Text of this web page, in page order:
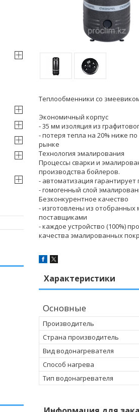
Теплообменники со
Экономичный корпус
- 35 мм изоляция из
- потеря тепла на 20% ниже
рынке
Технология эмалирования
Процессы сварки и
производства бойлеров.
- автоматизация
- гомогенный слой
Безконкурентное качество
- изготовлены из
поставщиками
- каждое устройство (100%)
качества эмалированных
Характеристики
Основные
Производитель
Страна производитель
Вид водонагревателя
Способ нагрева
Тип водонагревателя